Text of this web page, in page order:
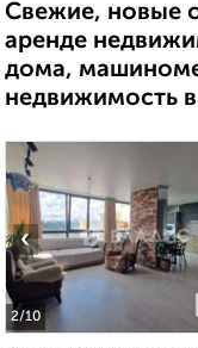
Свежие, новые
аренде
дома,
недвижимость
2/10
‹